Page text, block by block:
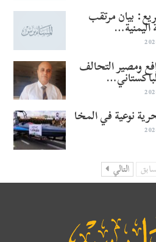
بيان مرتقب
ومصير التحالف
نوعية في المخا
التالي